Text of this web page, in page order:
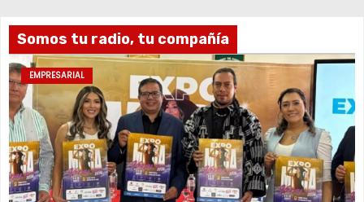
Somos tu radio, tu compañía
EMPRESARIAL